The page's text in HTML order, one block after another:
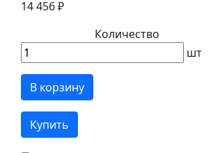
14 456 ₽
Количество
шт
В корзину
Купить